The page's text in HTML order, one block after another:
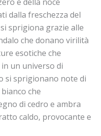
e della noce
dalla freschezza del
sprigiona grazie alle
che donano virilità
esotiche che
un universo di
si sprigionano note di
che
di cedro e ambra
caldo, provocante e